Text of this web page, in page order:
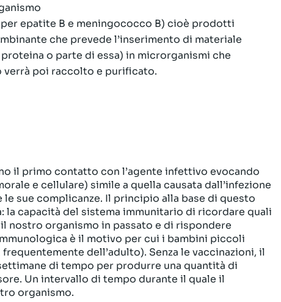
epatite B e meningococco B) cioè prodotti
che prevede l’inserimento di materiale
o parte di essa) in microrganismi che
verrà poi raccolto e purificato.
il primo contatto con l’agente infettivo evocando
e cellulare) simile a quella causata dall’infezione
le sue complicanze. Il principio alla base di questo
la capacità del sistema immunitario di ricordare quali
nostro organismo in passato e di rispondere
è il motivo per cui i bambini piccoli
dell’adulto). Senza le vaccinazioni, il
di tempo per produrre una quantità di
Un intervallo di tempo durante il quale il
organismo.